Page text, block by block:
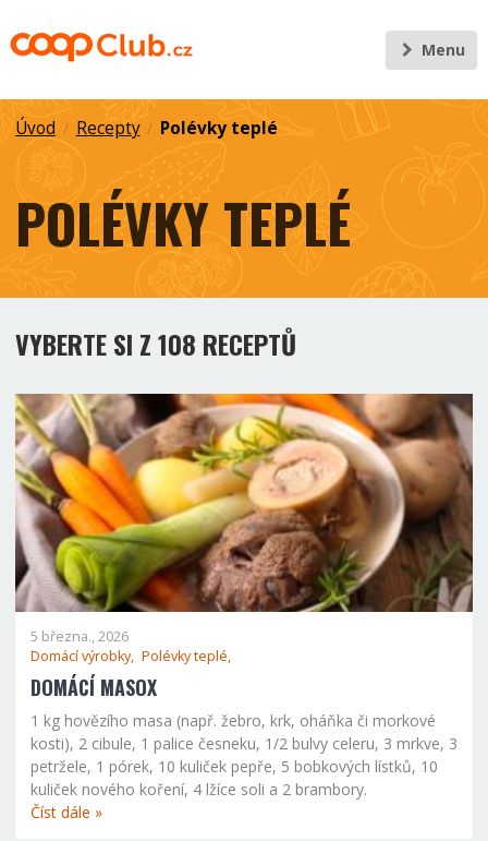
Menu
Úvod / Recepty / Polévky teplé
POLÉVKY TEPLÉ
VYBERTE SI Z 108 RECEPTŮ
5 března., 2026
Domácí výrobky, Polévky teplé,
DOMÁCÍ MASOX
1 kg hovězího masa (např. žebro, krk, oháňka či morkové
kosti), 2 cibule, 1 palice česneku, 1/2 bulvy celeru, 3 mrkve, 3
petržele, 1 pórek, 10 kuliček pepře, 5 bobkových lístků, 10
kuliček nového koření, 4 lžíce soli a 2 brambory.
Číst dále »